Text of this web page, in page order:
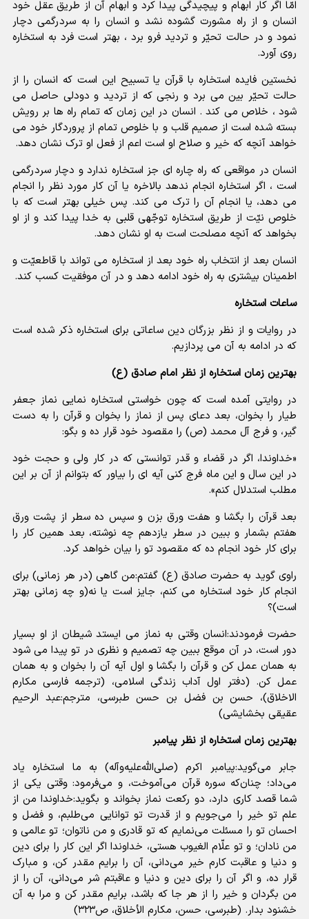
امّا اگر کار ابهام و پیچیدگی پیدا کرد و ابهام آن از طریق عقل خود
انسان و از راه مشورت گشوده نشد و انسان را به سردرگمی دچار
نمود و در حالت تحیّر و تردید فرو برد ، بهتر است فرد به استخاره
روی آورد.
نخستین فایده استخاره با قرآن یا تسبیح این است که انسان را از
حالت تحیّر بین می برد و رنجی که از تردید و دودلی حاصل می
شود ، خلاص می کند . انسان در این زمان که تمام راه ها بر رویش
بسته شده است از صمیم قلب و با خلوص تمام از پروردگار خود می
خواهد آنچه که خیر و صلاح او است اعم از فعل او ترک نشان دهد.
انسان در مواقعی که راه چاره ای جز استخاره ندارد و دچار سردرگمی
است ، اگر استخاره انجام ندهد بالاخره یا آن کار مورد نظر را انجام
می دهد، یا انجام آن را ترک می کند. پس خیلی بهتر است که با
خلوص نیّت از طریق استخاره توجّهی قلبی به خدا پیدا کند و از او
بخواهد که آنچه مصلحت است به او نشان دهد.
انسان بعد از انتخاب راه خود بعد از استخاره می تواند با قاطعیّت و
اطمینان بیشتری به راه خود ادامه دهد و در آن موفقیت کسب کند.
ساعات استخاره
در روایات و از نظر بزرگان دین ساعاتی برای استخاره ذکر شده است
که در ادامه به آن می پردازیم.
بهترین زمان استخاره از نظر امام صادق (ع)
در روایتی آمده است که چون خواستی استخاره نمایی نماز جعفر
طیار را بخوان، بعد دعای پس از نماز را بخوان و قرآن را به دست
گیر، و فرج آل محمد (ص) را مقصود خود قرار ده و بگو:
«خداوندا، اگر در قضاء و قدر توانستی که در کار ولی و حجت خود
در این سال و این ماه فرج کنی آیه ای را بیاور که بتوانم از آن بر این
مطلب استدلال کنم».
بعد قرآن را بگشا و هفت ورق بزن و سپس ده سطر از پشت ورق
هفتم بشمار و ببین در سطر یازدهم چه نوشته، بعد همین کار را
برای کار خود انجام ده که مقصود تو را بیان خواهد کرد.
راوی گوید به حضرت صادق (ع) گفتم:من گاهی (در هر زمانی) برای
انجام کار خود استخاره می کنم، جایز است یا نه(و چه زمانی بهتر
است)؟
حضرت فرمودند:انسان وقتی به نماز می ایستد شیطان از او بسیار
دور است، در آن موقع ببین چه تصمیم و نظری در تو پیدا می شود
به همان عمل کن و قرآن را بگشا و اول آیه آن را بخوان و به همان
عمل کن. (دفتر اول آداب زندگی اسلامی، (ترجمه فارسی مکارم
الاخلاق)، حسن بن فضل بن حسن طبرسی، مترجم:عبد الرحیم
عقیقی بخشایشی)
بهترین زمان استخاره از نظر پیامبر
جابر می‌گوید:پیامبر اکرم (صلی‌الله‌علیه‌وآله) به ما استخاره یاد
می‌داد؛ چنان‌که سوره قرآن می‌آموخت، و می‌فرمود: وقتی یکی از
شما قصد کاری دارد، دو رکعت نماز بخواند و بگوید:خداوندا من از
علم تو خیر را می‌جویم و از قدرت تو توانایی می‌طلبم، و فضل و
احسان تو را مسئلت می‌نمایم که تو قادری و من‌ ناتوان؛ تو عالمی و
من نادان؛ و تو علّام الغیوب هستی، خداوندا اگر این کار را برای دین
و دنیا و عاقبت کارم خیر می‌دانی، آن‌ را برایم مقدر کن، و مبارک
قرار ده، و اگر آن‌ را برای دین و دنیا و عاقبتم شر می‌دانی، آن‌ را از
من بگردان و خیر را از هر جا که باشد، برایم مقدر کن و مرا به آن
خشنود بدار. (طبرسی، حسن، مکارم الأخلاق، ص۳۲۳)